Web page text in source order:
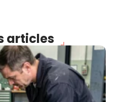
articles